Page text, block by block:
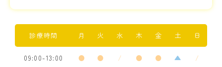
診療時間 月 火 水 木 金 土 日
09:00-13:00 ● ● / ● ● ▲ /